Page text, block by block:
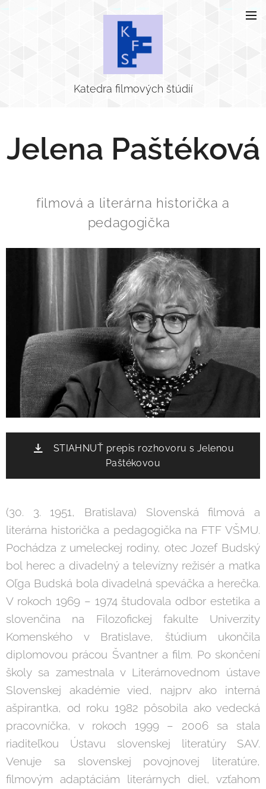
Katedra filmových štúdií
Jelena Paštéková
filmová a literárna historička a
pedagogička
STIAHNUŤ prepis rozhovoru s Jelenou
Paštékovou
(30. 3. 1951, Bratislava) Slovenská filmová a
literárna historička a pedagogička na FTF VŠMU.
Pochádza z umeleckej rodiny, otec Jozef Budský
bol herec a divadelný a televízny režisér a matka
Oľga Budská bola divadelná speváčka a herečka.
V rokoch 1969 – 1974 študovala odbor estetika a
slovenčina na Filozofickej fakulte Univerzity
Komenského v Bratislave, štúdium ukončila
diplomovou prácou Švantner a film. Po skončení
školy sa zamestnala v Literárnovednom ústave
Slovenskej akadémie vied, najprv ako interná
ašpirantka, od roku 1982 pôsobila ako vedecká
pracovníčka, v rokoch 1999 – 2006 sa stala
riaditeľkou Ústavu slovenskej literatúry SAV.
Venuje sa slovenskej povojnovej literatúre,
filmovým adaptáciám literárnych diel, vzťahom